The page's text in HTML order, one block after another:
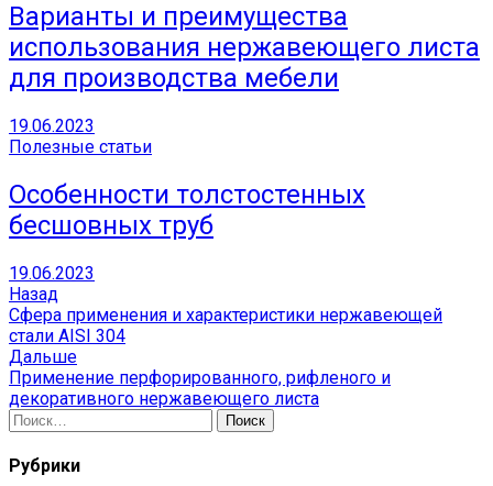
Варианты и преимущества
использования нержавеющего листа
для производства мебели
19.06.2023
Полезные статьи
Особенности толстостенных
бесшовных труб
19.06.2023
Навигация
по
записям
Назад
Назад
Сфера применения и характеристики нержавеющей
стали AISI 304
Далее
Дальше
Применение перфорированного, рифленого и
декоративного нержавеющего листа
Найти:
Рубрики